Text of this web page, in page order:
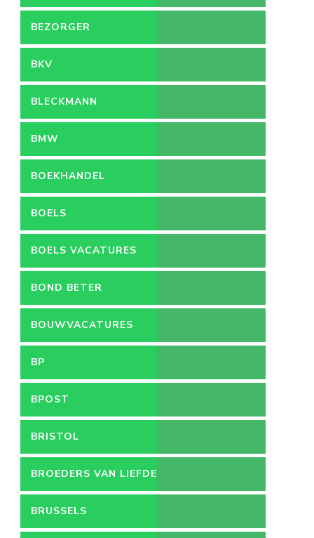
BEZORGER
BKV
BLECKMANN
BMW
BOEKHANDEL
BOELS
BOELS VACATURES
BOND BETER
LEEFMILIEU
BOUWVACATURES
BP
BPOST
BRISTOL
BROEDERS VAN LIEFDE
BRUSSELS